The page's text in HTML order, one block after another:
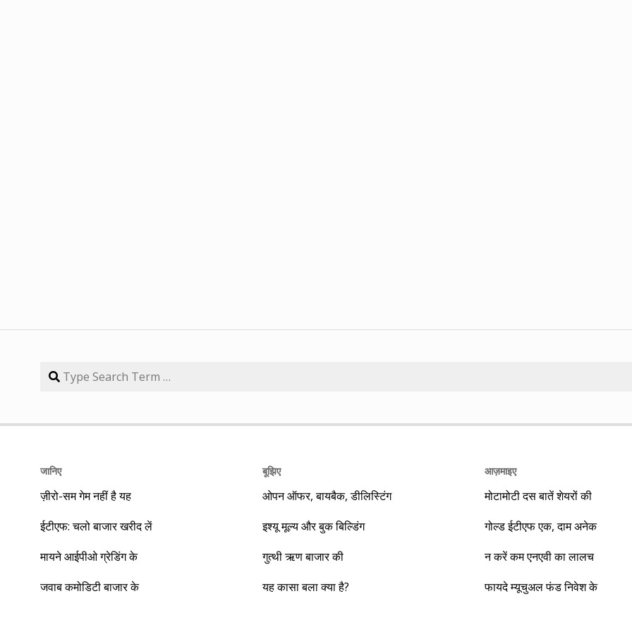
जानिए
ज़ीरो-सम गेम नहीं है यह
ईटीएफ: चलो बाजार खरीद लें
मायने आईपीओ ग्रेडिंग के
जवाब कमोडिटी बाजार के
बूझिए
ओपन ऑफर, बायबैक, डीलिस्टिंग
इश्यू मूल्य और बुक बिल्डिंग
गुत्थी ऋण बाजार की
यह कासा बला क्या है?
आज़माइए
मोटामोटी दस बातें शेयरों की
गोल्ड ईटीएफ एक, दाम अनेक
न करें कम एनएवी का लालच
फायदे म्यूचुअल फंड निवेश के